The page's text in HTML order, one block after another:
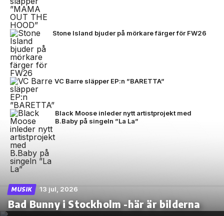
Stone Island bjuder på mörkare färger för FW26
VC Barre släpper EP:n ”BARETTA”
Black Moose inleder nytt artistprojekt med
B.Baby på singeln ”La La”
MUSIK 13 jul, 2026
Bad Bunny i Stockholm -här är bilderna